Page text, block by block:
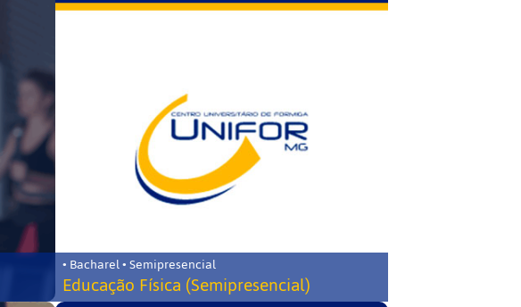
• Bacharel • Semipresencial
Educação Física (Semipresencial)